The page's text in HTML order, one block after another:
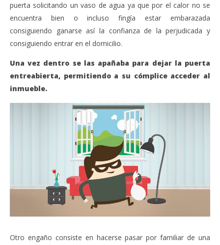
puerta solicitando un vaso de agua ya que por el calor no se
encuentra bien o incluso fingía estar embarazada
consiguiendo ganarse así la confianza de la perjudicada y
consiguiendo entrar en el domicilio.
Una vez dentro se las apañaba para dejar la puerta
entreabierta, permitiendo a su cómplice acceder al
inmueble.
Otro engaño consiste en hacerse pasar por familiar de una